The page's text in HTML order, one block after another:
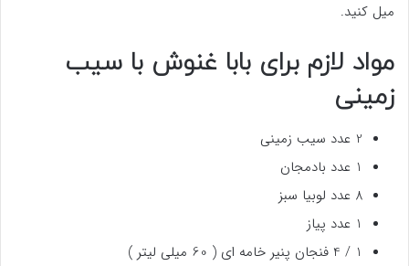
میل کنید.
مواد لازم برای بابا غنوش با سیب
زمینی
2 عدد سیب زمینی
1 عدد بادمجان
8 عدد لوبیا سبز
1 عدد پیاز
1 / 4 فنجان پنیر خامه ای ( 60 میلی لیتر )